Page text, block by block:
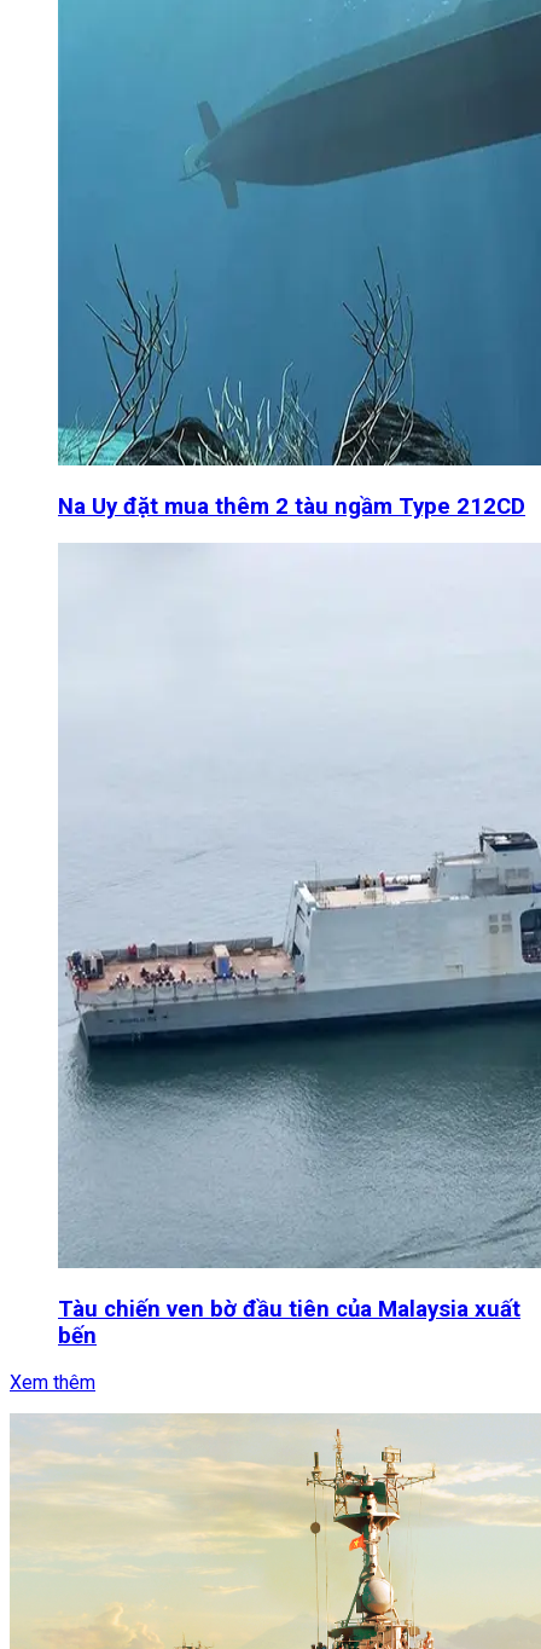
Na Uy đặt mua thêm 2 tàu ngầm Type 212CD
Tàu chiến ven bờ đầu tiên của Malaysia xuất
bến
Xem thêm